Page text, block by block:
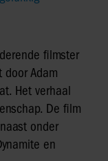
filmster
door Adam
Het verhaal
De film
onder
en